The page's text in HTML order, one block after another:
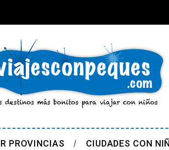
PROVINCIAS CIUDADES CON